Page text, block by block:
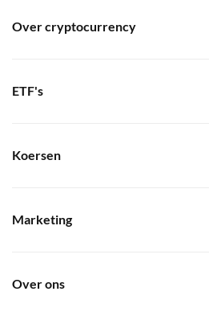
Over cryptocurrency
ETF's
Koersen
Marketing
Over ons